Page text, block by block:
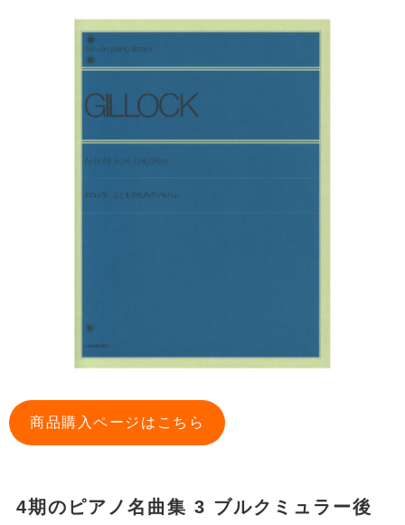
商品購入ページはこちら
4期のピアノ名曲集 3 ブルクミュラー後